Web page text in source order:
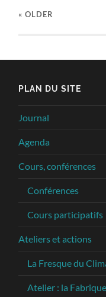
« OLDER
PLAN DU SITE
Journal
Agenda
Cours, conférences
Conférences
Cours participatifs
Ateliers et actions
La Fresque du
Atelier : la